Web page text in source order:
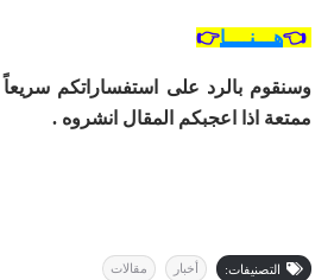
👈هـــنــــا👉
وسنقوم بالرد على استفساراتكم سريعاً
ممتعة اذا اعجبكم المقال انشروه .
التصنيفات: أخبار مقالات